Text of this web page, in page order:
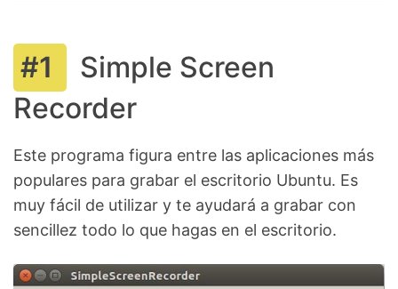
Simple Screen
Recorder
Este programa figura entre las aplicaciones más
populares para grabar el escritorio Ubuntu. Es
muy fácil de utilizar y te ayudará a grabar con
sencillez todo lo que hagas en el escritorio.